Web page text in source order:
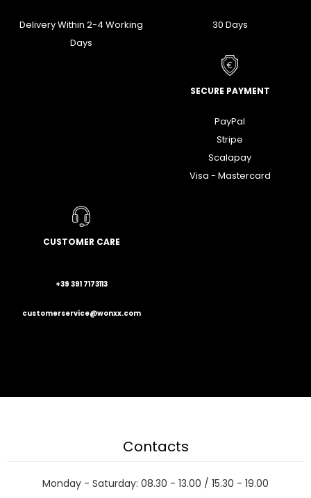
Delivery Within 2-4 Working
Days
30 Days
SECURE PAYMENT
PayPal
Stripe
Scalapay
Visa - Mastercard
CUSTOMER CARE
+39 391 7173113
customerservice@wonxx.com
Contacts
Monday - Saturday: 08.30 - 13.00 / 15.30 - 19.00